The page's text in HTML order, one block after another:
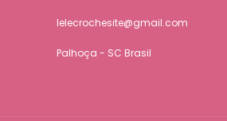
lelecrochesite@gmail.com
Palhoça - SC Brasil